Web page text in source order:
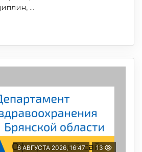
...
6 АВГУСТА 2026, 16:47 13